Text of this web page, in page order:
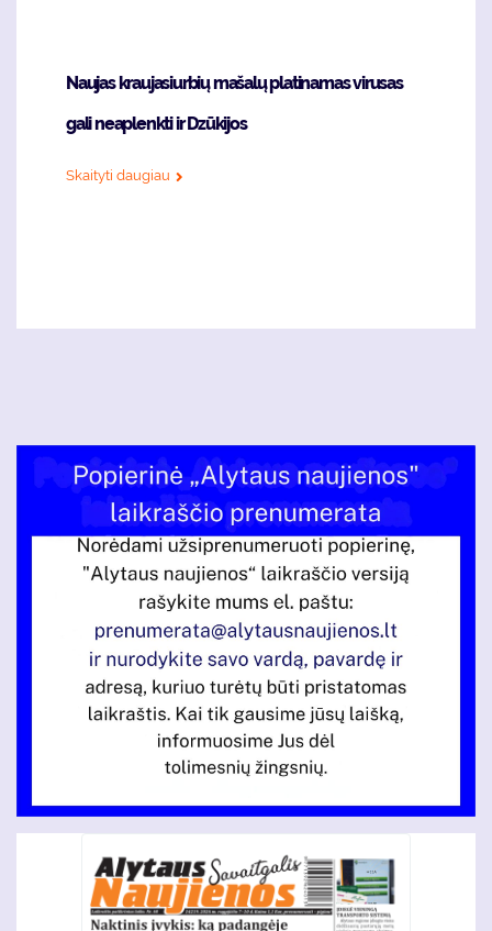
Naujas kraujasiurbių mašalų platinamas virusas
gali neaplenkti ir Dzūkijos
Skaityti daugiau